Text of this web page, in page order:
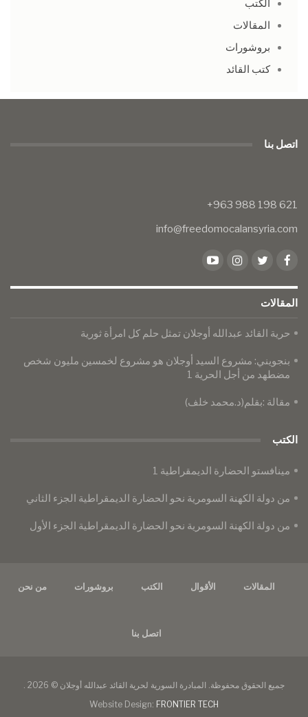
الكتب
المقالات
بروشورات
كتب القائد
اتصل بنا
info@freedomocalansyria.com
المقالات
حرية القائد عبدالله أوجلان تمثل حلم كل امرأة ثورية
بنجويني: مشروع السيد أوجلان هو مشروع لخمسين مليون شخص
مضطهد من أجل الحرية 1
مقالة :بقلم(د.محمد خلف)
الكتب
مينافستو الحضارة الديمقراطية 1
من دولة الكهنة السومرية نحو الحضارة الديمقراطية الجزء الثاني
من دولة الكهنة السومرية نحو الحضارة الديمقراطية الجزء الأول
المقالات الأقوال الكتب بروشورات من نحن
اتصل بنا
جميع الحقوق محفوظة. المبادرة السورية لحرية القائد عبدالله أوجلان © 2026 .
Website Design: FRONTIER TECH